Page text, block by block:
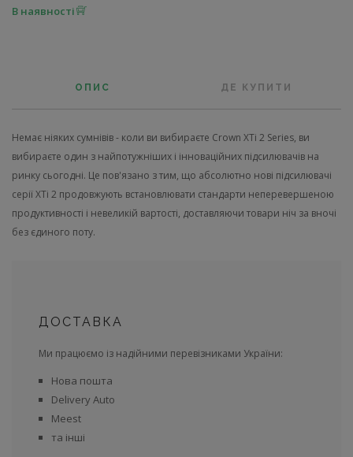
В наявності
ОПИС ДЕ КУПИТИ
Немає ніяких сумнівів- коли ви вибираєте Crown XTi 2 Series, ви
вибираєте один з найпотужніших і інноваційних підсилювачів на
ринку сьогодні. Це пов'язано зтим, що абсолютно нові підсилювачі
серіїXTi 2 продовжують встановлювати стандарти неперевершеною
продуктивності і невеликій вартості, доставляючи товари ніч за вночі
без єдиного поту.
ДОСТАВКА
Ми працюємо із надійними перевізниками України:
Нова пошта
Delivery Auto
Meest
та інші